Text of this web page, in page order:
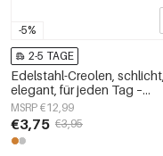
-5%
2-5 TAGE
Edelstahl-Creolen, schlicht,
elegant, für jeden Tag –
Damenschmuck
MSRP €12,99
€3,75 €3,95